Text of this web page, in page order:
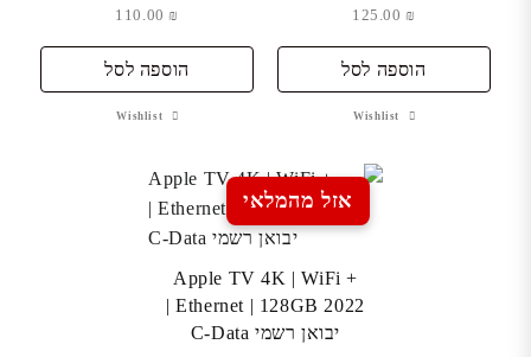
₪
הוספה לסל
Wishlist
₪
הוספה לסל
Wishlist
אזל מהמלאי
Apple TV 4K | WiFi +
Ethernet | 128GB 2022 |
יבואן רשמי C-Data